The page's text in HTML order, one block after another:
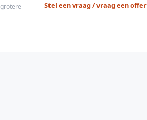
Stel een vraag / vraag een